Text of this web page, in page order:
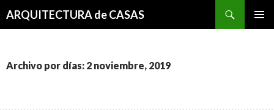
ARQUITECTURA de CASAS
Archivo por días: 2 noviembre, 2019